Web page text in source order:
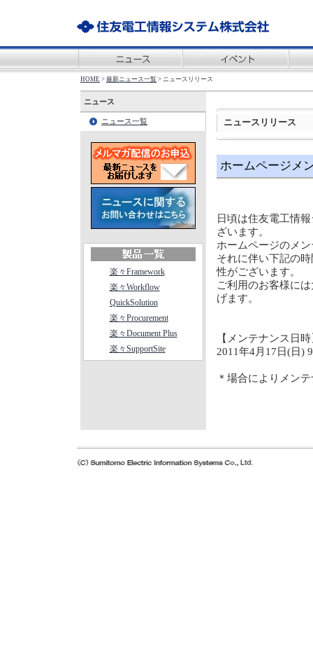
HOME > 最新ニュース一覧 > ニュースリリース
ニュース
ニュース一覧
楽々Framework
楽々Workflow
QuickSolution
楽々Procurement
楽々Document Plus
楽々SupportSite
ニュースリリース
ホームページメ
日頃は住友電工情
ざいます。
ホームページのメ
それに伴い下記の
性がございます。
ご利用のお客様に
げます。
【メンテナンス日
2011年4月17日(日
＊場合によりメン